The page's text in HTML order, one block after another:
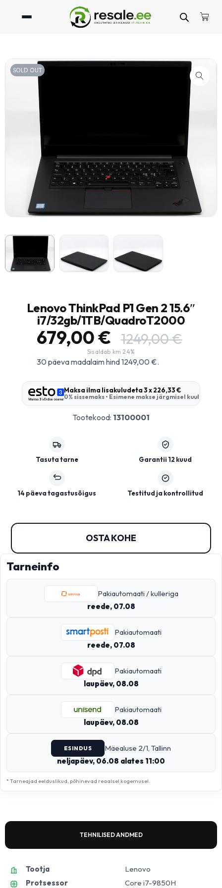
SOLD OUT
Lenovo ThinkPad P1 Gen 2 15.6″
i7/32gb/1TB/QuadroT2000
1249,00€
679,00€
30 päeva madalaim hind1249,00 €.
Maksa ilma lisakuludeta3 x 226,33 €
0% sissemaks • Esimene makse järgmisel kuul
Tootekood: 13100001
Tasuta tarne Garantii 12 kuud
14 päeva tagastusõigus Testitud ja kontrollitud
OSTA KOHE
Tarneinfo
Pakiautomaati / kulleriga
reede, 07.08
Pakiautomaati
reede, 07.08
Pakiautomaati
laupäev, 08.08
Pakiautomaati
laupäev, 08.08
ESINDUS
Mäealuse 2/1, Tallinn
neljapäev, 06.08 alates 11:00
* Tarneajad eelduslikud, põhinevad reaalsel kogemusel.
TEHNILISED ANDMED
Tootja
Lenovo
Protsessor
Core i7-9850H